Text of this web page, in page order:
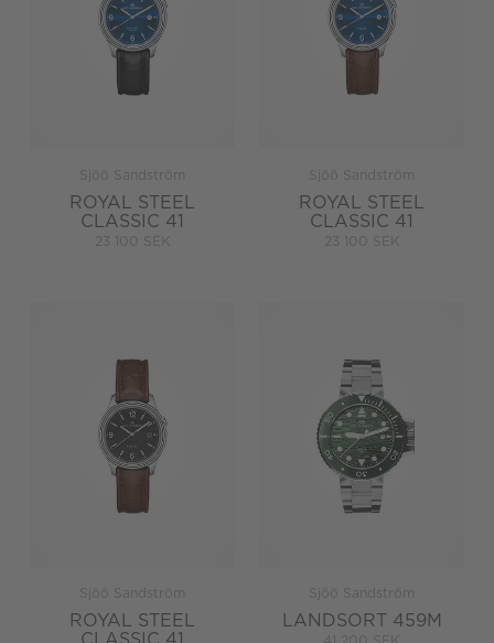
Sjöö Sandström
ROYAL STEEL
CLASSIC 41
23 100 SEK
Sjöö Sandström
ROYAL STEEL
CLASSIC 41
23 100 SEK
Sjöö Sandström
ROYAL STEEL
Sjöö Sandström
LANDSORT 459M